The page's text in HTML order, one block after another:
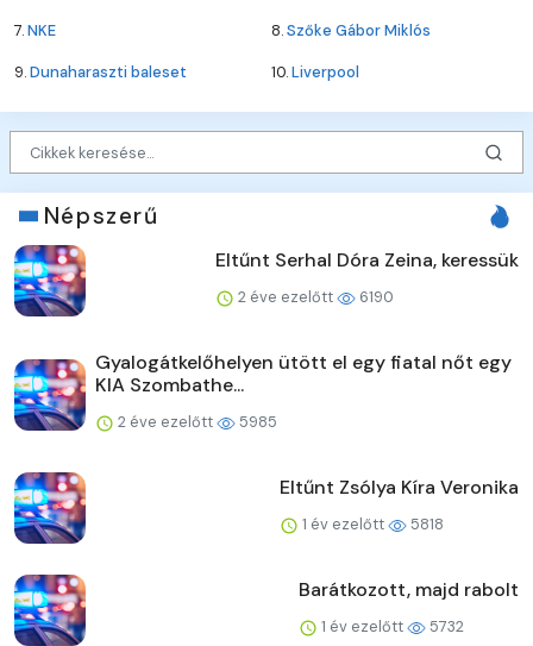
7.NKE 8.Szőke Gábor Miklós
9.Dunaharaszti baleset 10.Liverpool
Népszerű
Eltűnt Serhal Dóra Zeina, keressük
2 éve ezelőtt 6190
Gyalogátkelőhelyen ütött el egy fiatal nőt egy
KIA Szombathe...
2 éve ezelőtt 5985
Eltűnt Zsólya Kíra Veronika
1 év ezelőtt 5818
Barátkozott, majd rabolt
1 év ezelőtt 5732